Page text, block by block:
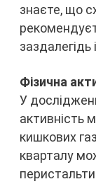
знаєте, що
заздалегідь
Фізична
У
активність
кишкових
кварталу